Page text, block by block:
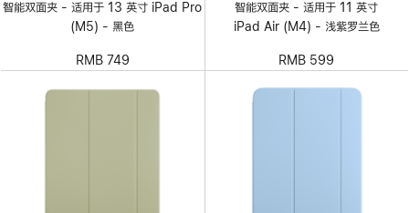
智能双面夹 - 适用于 13 英寸 iPad Pro
(M5) - 黑色
RMB 749
智能双面夹 - 适用于 11 英寸
iPad Air (M4) - 浅紫罗兰色
RMB 599